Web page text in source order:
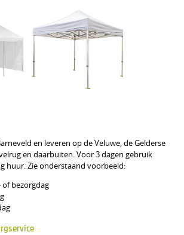
en leveren op de Veluwe, de Gelderse
en daarbuiten. Voor 3 dagen gebruik
huur. Zie onderstaand voorbeeld:
of bezorgdag